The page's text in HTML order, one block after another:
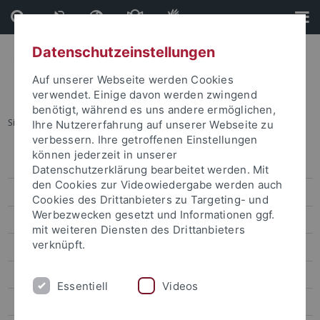
Direkt
zum
Inhalt
Direkt
zur
Fußleiste
Sie sind hier: Startseite ... Veranstaltungskalender
Veranstaltungen
Veranstaltungskalender
Kongresse und Tagungen
Aktuelle Ausstellungen
Datenschutzeinstellungen
Auf unserer Webseite werden Cookies
verwendet. Einige davon werden zwingend
benötigt, während es uns andere ermöglichen,
Ihre Nutzererfahrung auf unserer Webseite zu
verbessern. Ihre getroffenen Einstellungen
können jederzeit in unserer
Datenschutzerklärung bearbeitet werden. Mit
den Cookies zur Videowiedergabe werden auch
Cookies des Drittanbieters zu Targeting- und
Werbezwecken gesetzt und Informationen ggf.
mit weiteren Diensten des Drittanbieters
verknüpft.
Essentiell Videos